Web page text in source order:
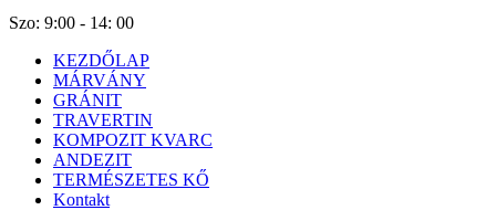
Szo: 9:00 - 14: 00
KEZDŐLAP
MÁRVÁNY
GRÁNIT
TRAVERTIN
KOMPOZIT KVARC
ANDEZIT
TERMÉSZETES KŐ
Kontakt